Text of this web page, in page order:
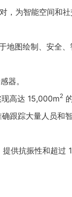
，为智能空间和
地图绘制、安全
器。
高达 15,000m2
跟踪大量人员和
供抗振性和超过